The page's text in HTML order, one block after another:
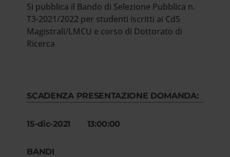
Si pubblica il Bando di Selezione Pubblica n.
T3-2021/2022 per studenti iscritti ai CdS
Magistrali/LMCU e corso di Dottorato di
Ricerca
SCADENZA PRESENTAZIONE DOMANDA:
15-dic-2021 13:00:00
BANDI